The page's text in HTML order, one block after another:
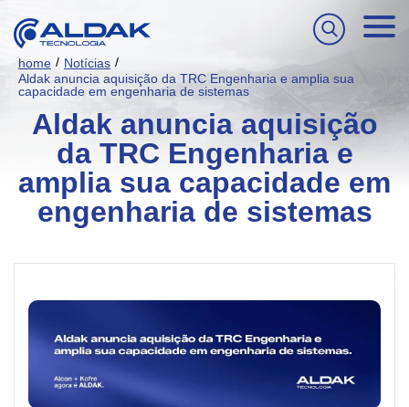
home / Notícias /
Aldak anuncia aquisição da TRC Engenharia e amplia sua
capacidade em engenharia de sistemas
Aldak anuncia aquisição
da TRC Engenharia e
amplia sua capacidade em
engenharia de sistemas